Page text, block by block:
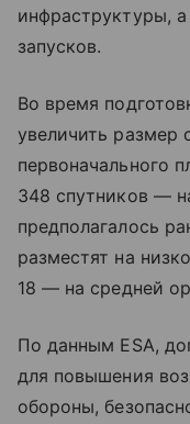
инфраструктуры,
запусков.
Во время
увеличить размер
первоначального
348 спутников —
предполагалось
разместят на
18 — на средней
По данным ESA,
для повышения
обороны,